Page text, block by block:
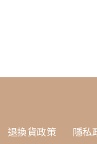
退換貨政策 隱私